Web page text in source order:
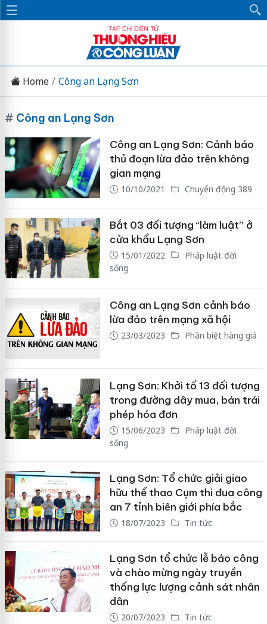
Home Công an Lạng Sơn
# Công an Lạng Sơn
Công an Lạng Sơn: Cảnh báo
thủ đoạn lừa đảo trên không
gian mạng
10/10/2021 Chuyển động 389
Bắt 03 đối tượng “làm luật” ở
cửa khẩu Lạng Sơn
15/01/2022
Pháp luật đời
sống
Công an Lạng Sơn cảnh báo
lừa đảo trên mạng xã hội
23/03/2023 Phân biệt hàng giả
Lạng Sơn: Khởi tố 13 đối tượng
trong đường dây mua, bán trái
phép hóa đơn
15/06/2023
Pháp luật đời
sống
Lạng Sơn: Tổ chức giải giao
hữu thể thao Cụm thi đua công
an 7 tỉnh biên giới phía bắc
18/07/2023 Tin tức
Lạng Sơn tổ chức lễ báo công
và chào mừng ngày truyền
thống lực lượng cảnh sát nhân
dân
20/07/2023 Tin tức